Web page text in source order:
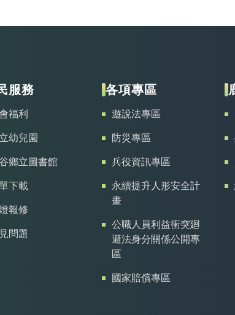
服務
福利
幼兒園
鄉立圖書館
下載
報修
問題
各項專區
遊說法專區
防災專區
兵役資訊專區
永續提升人形安全計
畫
公職人員利益衝突廻
避法身分關係公開專
區
國家賠償專區